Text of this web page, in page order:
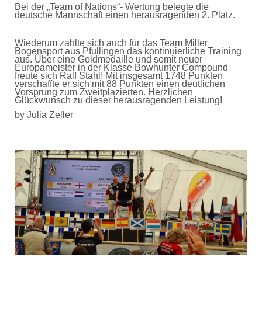
Bei der „Team of Nations“- Wertung belegte die
deutsche Mannschaft einen herausragenden 2. Platz.
Wiederum zahlte sich auch für das Team Miller
Bogensport aus Pfullingen das kontinuierliche Training
aus. Über eine Goldmedaille und somit neuer
Europameister in der Klasse Bowhunter Compound
freute sich Ralf Stahl! Mit insgesamt 1748 Punkten
verschaffte er sich mit 88 Punkten einen deutlichen
Vorsprung zum Zweitplazierten. Herzlichen
Glückwunsch zu dieser herausragenden Leistung!
by Julia Zeller